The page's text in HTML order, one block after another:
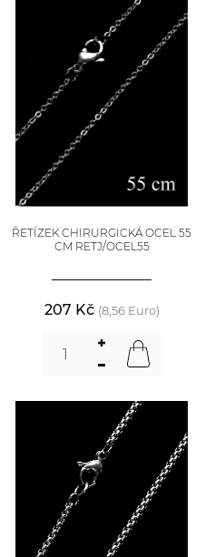
ŘETÍZEK CHIRURGICKÁ OCEL 55
CM RETJ/OCEL55
207 Kč (8,56 Euro)